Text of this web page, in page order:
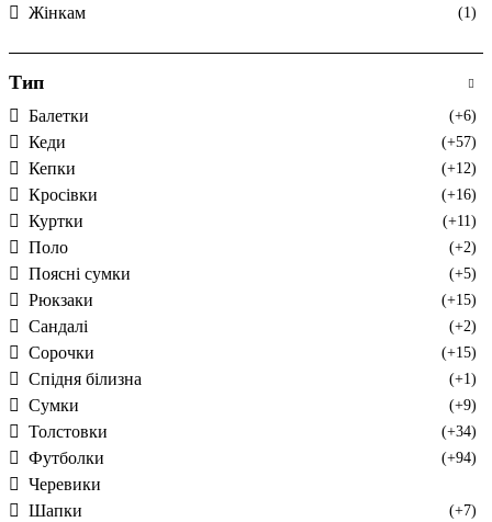
Жінкам (1)
Тип
Балетки (+6)
Кеди (+57)
Кепки (+12)
Кросівки (+16)
Куртки (+11)
Поло (+2)
Поясні сумки (+5)
Рюкзаки (+15)
Сандалі (+2)
Сорочки (+15)
Спідня білизна (+1)
Сумки (+9)
Толстовки (+34)
Футболки (+94)
Черевики
Шапки
(+7)